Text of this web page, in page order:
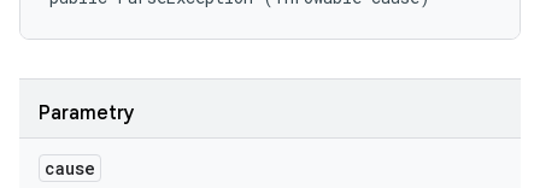
Parametry
cause